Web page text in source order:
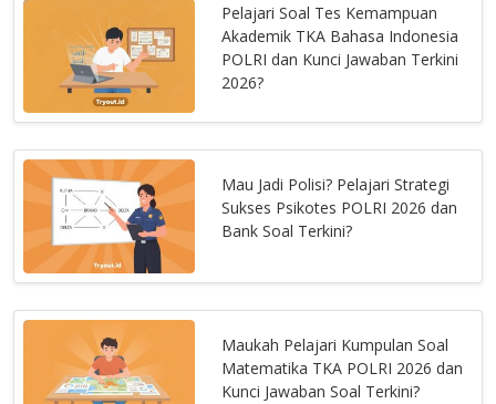
Pelajari Soal Tes Kemampuan
Akademik TKA Bahasa Indonesia
POLRI dan Kunci Jawaban Terkini
2026?
Mau Jadi Polisi? Pelajari Strategi
Sukses Psikotes POLRI 2026 dan
Bank Soal Terkini?
Maukah Pelajari Kumpulan Soal
Matematika TKA POLRI 2026 dan
Kunci Jawaban Soal Terkini?